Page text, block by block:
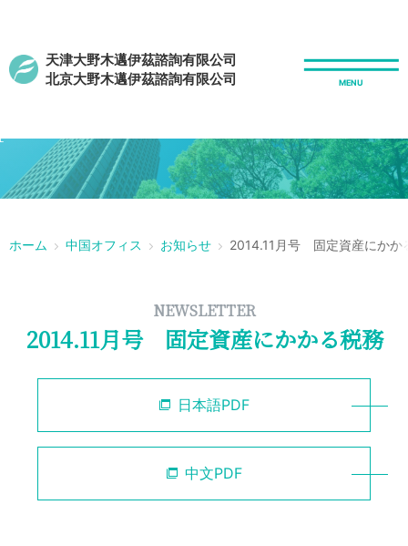
天津大野木邁伊茲諮詢有限公司
北京大野木邁伊茲諮詢有限公司
ホーム 中国オフィス お知らせ 2014.11月号 固定資産にかか
NEWSLETTER
2014.11月号 固定資産にかかる税務
日本語PDF
中文PDF